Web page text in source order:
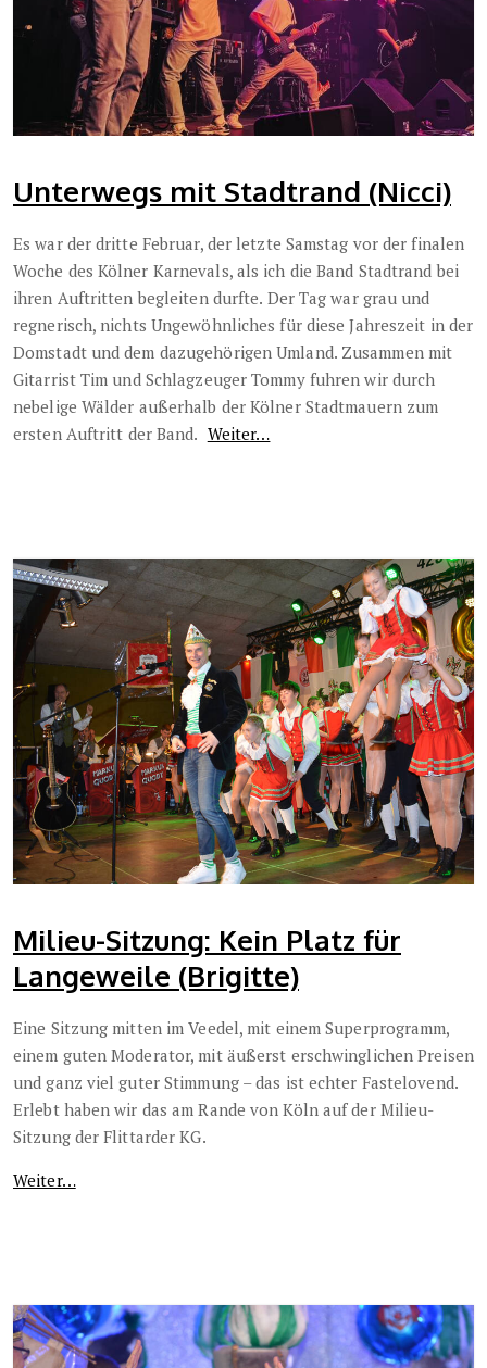
Unterwegs mit Stadtrand (Nicci)
Es war der dritte Februar, der letzte Samstag vor der finalen
Woche des Kölner Karnevals, als ich die Band Stadtrand bei
ihren Auftritten begleiten durfte. Der Tag war grau und
regnerisch, nichts Ungewöhnliches für diese Jahreszeit in der
Domstadt und dem dazugehörigen Umland. Zusammen mit
Gitarrist Tim und Schlagzeuger Tommy fuhren wir durch
nebelige Wälder außerhalb der Kölner Stadtmauern zum
ersten Auftritt der Band. Weiter…
Milieu-Sitzung: Kein Platz für
Langeweile (Brigitte)
Eine Sitzung mitten im Veedel, mit einem Superprogramm,
einem guten Moderator, mit äußerst erschwinglichen Preisen
und ganz viel guter Stimmung – das ist echter Fastelovend.
Erlebt haben wir das am Rande von Köln auf der Milieu-
Sitzung der Flittarder KG.
Weiter…